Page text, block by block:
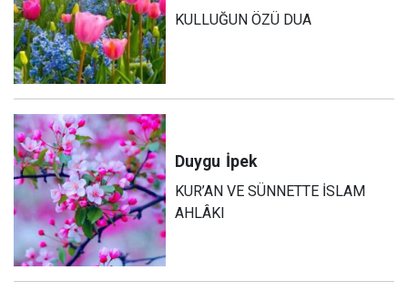
KULLUĞUN ÖZÜ DUA
Duygu İpek
KUR’AN VE SÜNNETTE İSLAM
AHLÂKI